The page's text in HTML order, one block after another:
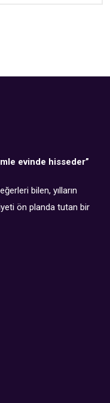
evinde hisseder”
bilen, yılların
ön planda tutan bir